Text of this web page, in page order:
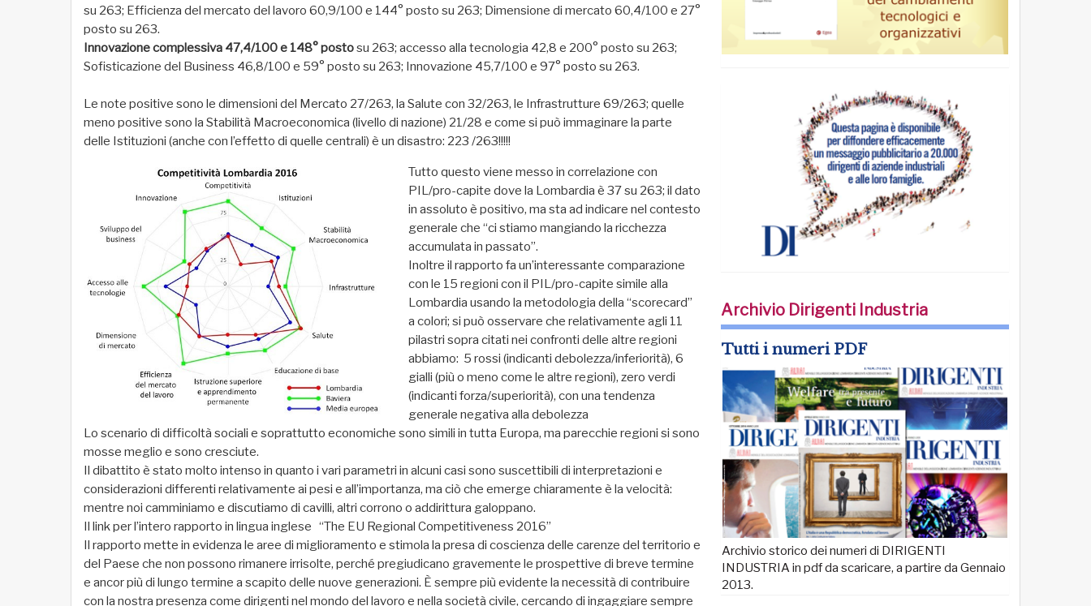
su 263; Efficienza del mercato del lavoro 60,9/100 e 144° posto su 263; Dimensione di mercato 60,4/100 e 27°
posto su 263.
Innovazione complessiva 47,4/100 e 148° postosu 263; accesso alla tecnologia 42,8 e 200° posto su 263;
Sofisticazione del Business 46,8/100 e 59° posto su 263; Innovazione 45,7/100 e 97° posto su 263.
Le note positive sono le dimensioni del Mercato 27/263, la Salute con 32/263, le Infrastrutture 69/263; quelle
meno positive sono la Stabilità Macroeconomica (livello di nazione) 21/28 e come si può immaginare la parte
delle Istituzioni (anche con l’effetto di quelle centrali) è un disastro: 223 /263!!!!!
Tutto questo viene messo in correlazione con
PIL/pro-capite dove la Lombardia è 37 su 263; il dato
in assoluto è positivo, ma sta ad indicare nel contesto
generale che “ci stiamo mangiando la ricchezza
accumulata in passato”.
Inoltre il rapporto fa un’interessante comparazione
con le 15 regioni con il PIL/pro-capite simile alla
Lombardia usando la metodologia della “scorecard”
a colori; si può osservare che relativamente agli 11
pilastri sopra citati nei confronti delle altre regioni
abbiamo: 5 rossi (indicanti debolezza/inferiorità), 6
gialli (più o meno come le altre regioni), zero verdi
(indicanti forza/superiorità), con una tendenza
generale negativa alla debolezza
Lo scenario di difficoltà sociali e soprattutto economiche sono simili in tutta Europa, ma parecchie regioni si sono
mosse meglio e sono cresciute.
Il dibattito è stato molto intenso in quanto i vari parametri in alcuni casi sono suscettibili di interpretazioni e
considerazioni differenti relativamente ai pesi e all’importanza, ma ciò che emerge chiaramente è la velocità:
mentre noi camminiamo e discutiamo di cavilli, altri corrono o addirittura galoppano.
Il link per l’intero rapporto in lingua inglese “The EU Regional Competitiveness 2016”
Il rapporto mette in evidenza le aree di miglioramento e stimola la presa di coscienza delle carenze del territorio e
del Paese che non possono rimanere irrisolte, perché pregiudicano gravemente le prospettive di breve termine
e ancor più di lungo termine a scapito delle nuove generazioni. È sempre più evidente la necessità di contribuire
con la nostra presenza come dirigenti nel mondo del lavoro e nella società civile, cercando di ingaggiare sempre
Archivio Dirigenti Industria
Tutti i numeri PDF
Archivio storico dei numeri di DIRIGENTI
INDUSTRIA in pdf da scaricare, a partire da Gennaio
2013.